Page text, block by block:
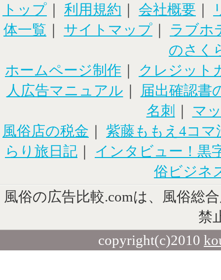
トップ ｜ 利用規約 ｜ 会社概要 ｜
体一覧 ｜ サイトマップ ｜ ラブホ
のさく
ホームページ制作 ｜ クレジット
人広告マニュアル ｜
届出確認書
名刺
｜ マ
風俗店の税金 ｜ 紫藤ももえ4コマ
らり旅日記 ｜ インタビュー！黒
俗ビジネ
風俗の広告比較.comは、風俗総
禁
copyright(c)2010